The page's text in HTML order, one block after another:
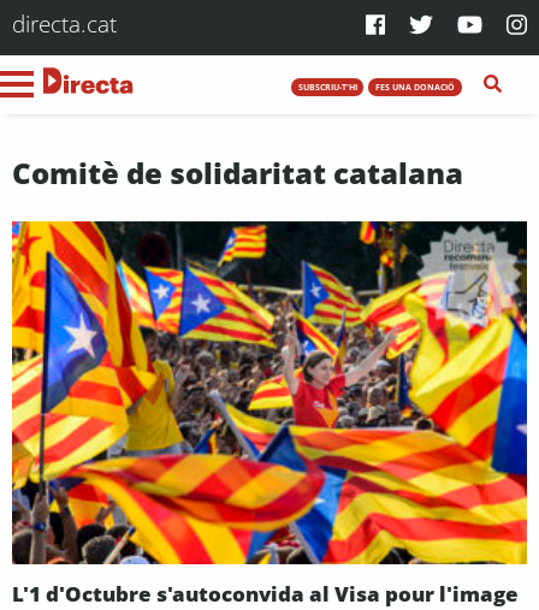
directa.cat
SUBSCRIU-T'HI FES UNA DONACIÓ
Comitè de solidaritat catalana
L'1 d'Octubre s'autoconvida al Visa pour l'image